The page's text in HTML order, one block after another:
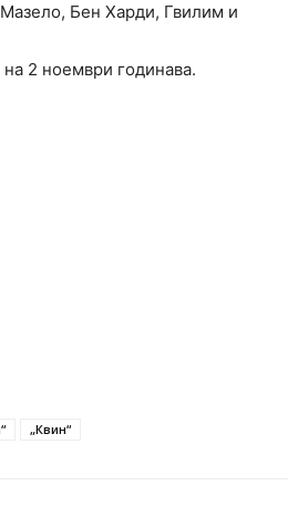
Бен Харди, Гвилим и
2 ноември годинава.
„Квин“